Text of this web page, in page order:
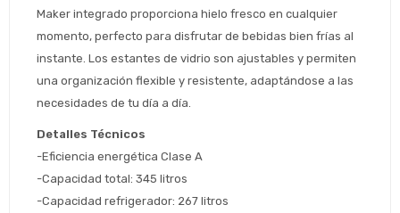
Maker integrado proporciona hielo fresco en cualquier
momento, perfecto para disfrutar de bebidas bien frías al
instante. Los estantes de vidrio son ajustables y permiten
una organización flexible y resistente, adaptándose a las
necesidades de tu día a día.
Detalles Técnicos
-Eficiencia energética Clase A
-Capacidad total: 345 litros
-Capacidad refrigerador: 267 litros
Comprá ahora y Pagá
Después, hasta en 12
cuotas y sin tocar tu
tarjeta de crédito
¡Tenés hasta
para comprar en las cuotas
que prefieras!
Seleccioná Pago Después como metodo
de pago
Ups!
Parece que no tenes oferta, lamentamos
preguntas@pagodespues.com.uy
¡Algo salió mal!
Por favor intenta nuevamente mas tarde.